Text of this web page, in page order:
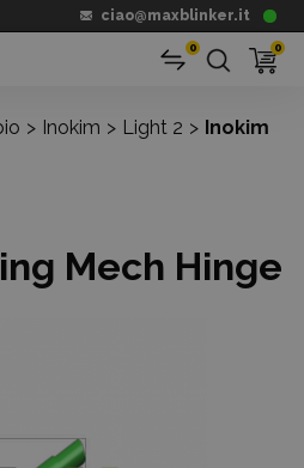
ciao@maxblinker.it
0 0
> Inokim > Light 2 > Inokim
Mech Hinge